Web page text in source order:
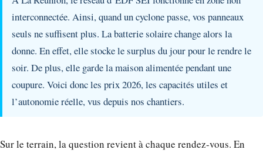
interconnectée. Ainsi, quand un cyclone passe, vos panneaux
seuls ne suffisent plus. La batterie solaire change alors la
donne. En effet, elle stocke le surplus du jour pour le rendre le
soir. De plus, elle garde la maison alimentée pendant une
coupure. Voici donc les prix 2026, les capacités utiles et
l’autonomie réelle, vus depuis nos chantiers.
Sur le terrain, la question revient à chaque rendez-vous. En